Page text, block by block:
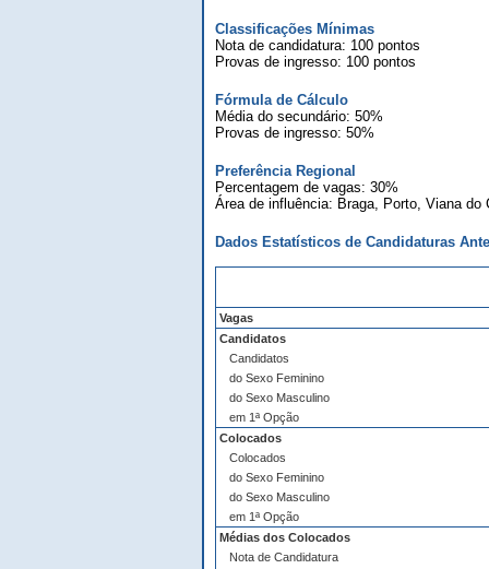
Classificações Mínimas
Nota de candidatura: 100 pontos
Provas de ingresso: 100 pontos
Fórmula de Cálculo
Média do secundário: 50%
Provas de ingresso: 50%
Preferência Regional
Percentagem de vagas: 30%
Área de influência: Braga, Porto, Viana do
Dados Estatísticos de Candidaturas
Vagas
Candidatos
Candidatos
do Sexo Feminino
do Sexo Masculino
em 1ª Opção
Colocados
Colocados
do Sexo Feminino
do Sexo Masculino
em 1ª Opção
Médias dos Colocados
Nota de Candidatura